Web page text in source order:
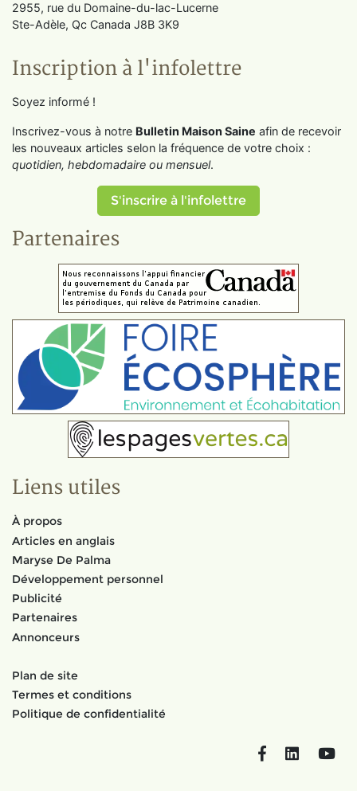
2955, rue du Domaine-du-lac-Lucerne
Ste-Adèle, Qc Canada J8B 3K9
Inscription à l'infolettre
Soyez informé !
Inscrivez-vous à notre Bulletin Maison Saine afin de recevoir
les nouveaux articles selon la fréquence de votre choix :
quotidien, hebdomadaire ou mensuel.
S'inscrire à l'infolettre
Partenaires
Liens utiles
À propos
Articles en anglais
Maryse De Palma
Développement personnel
Publicité
Partenaires
Annonceurs
Plan de site
Termes et conditions
Politique de confidentialité
FacebookLinkedIn